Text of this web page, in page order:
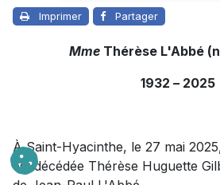
Imprimer Partager
Mme Thérèse L'Abbé
1932 – 2025
À Saint-Hyacinthe, le 27 mai
est décédée Thérèse Huguette